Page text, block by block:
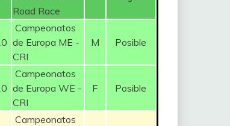
Road Race
Campeonatos
de Europa ME -
CRI
M Posible
Campeonatos
de Europa WE -
CRI
F Posible
Campeonatos